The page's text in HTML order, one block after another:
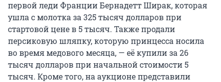
первой леди Франции Бернадетт Ширак, которая
ушла с молотка за 325 тысяч долларов при
стартовой цене в 5 тысяч. Также продали
персиковую шляпку, которую принцесса носила
во время медового месяца, — её купили за 26
тысяч долларов при начальной стоимости 5
тысяч. Кроме того, на аукционе представили